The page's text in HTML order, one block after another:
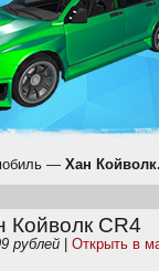
— Хан Койволк.
Койволк CR4
рублей| Открыть в